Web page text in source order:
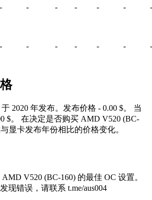
- - - - - - -
- - - - - - -
2020 年发布。发布价格 - 0.00 $。 当
$。 在决定是否购买 AMD V520 (BC-
显卡发布年份相比的价格变化。
V520 (BC-160) 的最佳 OC 设置。
现错误，请联系 t.me/aus004